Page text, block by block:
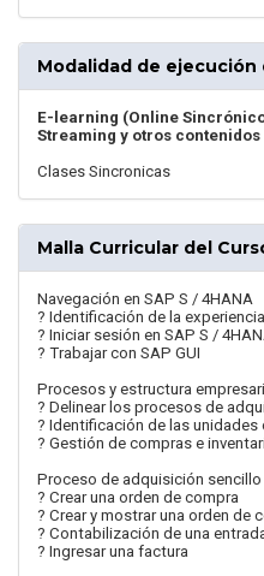
Modalidad de ejecución
E-learning (Online
Streaming y otros contenidos
Clases Sincronicas
Malla Curricular del
Navegación en SAP S / 4HANA
? Identificación de la
? Iniciar sesión en SAP S /
? Trabajar con SAP GUI
Procesos y estructura
? Delinear los procesos de
? Identificación de las
? Gestión de compras e
Proceso de adquisición sencillo
? Crear una orden de compra
? Crear y mostrar una orden de
? Contabilización de una
? Ingresar una factura